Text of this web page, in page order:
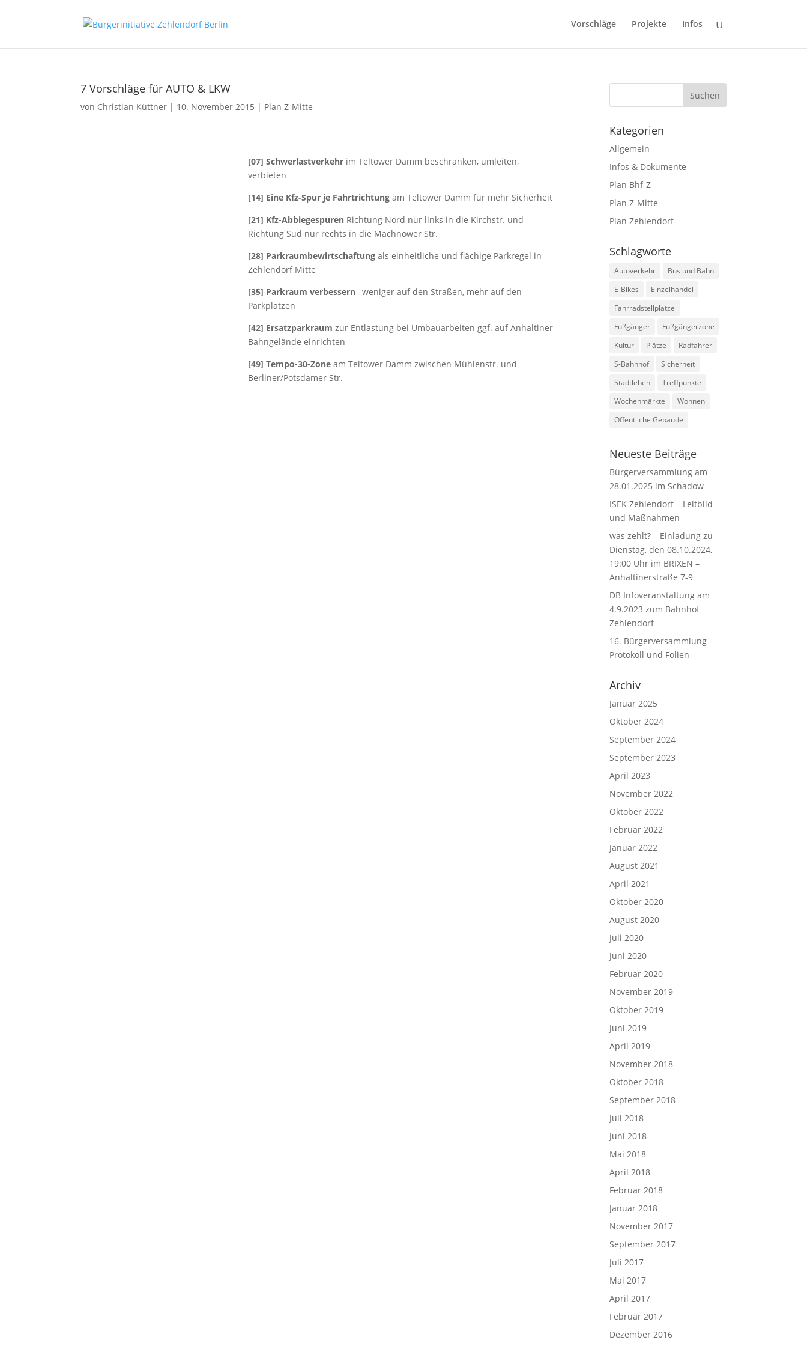
Vorschläge Projekte Infos
7 Vorschläge für AUTO & LKW
von Christian Küttner | 10. November 2015 | Plan Z-Mitte
[07] Schwerlastverkehrim Teltower Damm beschränken, umleiten,
verbieten
[14] Eine Kfz-Spur je Fahrtrichtungam Teltower Damm für mehr Sicherheit
[21] Kfz-AbbiegespurenRichtung Nord nur links in die Kirchstr. und
Richtung Süd nur rechts in die Machnower Str.
[28] Parkraumbewirtschaftungals einheitliche und flächige Parkregel in
Zehlendorf Mitte
[35] Parkraum verbessern– weniger auf den Straßen, mehr auf den
Parkplätzen
[42] Ersatzparkraum zur Entlastung bei Umbauarbeiten ggf. auf Anhaltiner-
Bahngelände einrichten
[49] Tempo-30-Zoneam Teltower Damm zwischen Mühlenstr. und
Berliner/Potsdamer Str.
Kategorien
Allgemein
Infos & Dokumente
Plan Bhf-Z
Plan Z-Mitte
Plan Zehlendorf
Schlagworte
Autoverkehr
Bus und Bahn
E-Bikes
Einzelhandel
Fahrradstellplätze
Fußgänger
Fußgängerzone
Kultur
Plätze
Radfahrer
S-Bahnhof
Sicherheit
Stadtleben
Treffpunkte
Wochenmärkte
Wohnen
Öffentliche Gebäude
Neueste Beiträge
Bürgerversammlung am
28.01.2025 im Schadow
ISEK Zehlendorf – Leitbild
und Maßnahmen
was zehlt? – Einladung zu
Dienstag, den 08.10.2024,
19:00 Uhr im BRIXEN –
Anhaltinerstraße 7-9
DB Infoveranstaltung am
4.9.2023 zum Bahnhof
Zehlendorf
16. Bürgerversammlung –
Protokoll und Folien
Archiv
Januar 2025
Oktober 2024
September 2024
September 2023
April 2023
November 2022
Oktober 2022
Februar 2022
Januar 2022
August 2021
April 2021
Oktober 2020
August 2020
Juli 2020
Juni 2020
Februar 2020
November 2019
Oktober 2019
Juni 2019
April 2019
November 2018
Oktober 2018
September 2018
Juli 2018
Juni 2018
Mai 2018
April 2018
Februar 2018
Januar 2018
November 2017
September 2017
Juli 2017
Mai 2017
April 2017
Februar 2017
Dezember 2016